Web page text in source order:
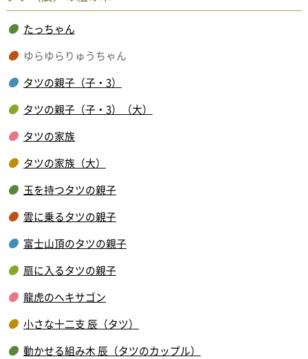
たっちゃん
ゆらゆらりゅうちゃん
タツの親子（子・3）
タツの親子（子・3）（大）
タツの家族
タツの家族（大）
玉を持つタツの親子
雲に乗るタツの親子
富士山頂のタツの親子
扇に入るタツの親子
龍虎のヘキサゴン
小さな十二支 辰（タツ）
動かせる組み木 辰（タツのカップル）